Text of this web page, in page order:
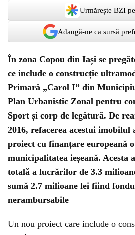
Urmărește BZI
Adaugă-ne ca sursă
În zona Copou din Iași se
ce include o construcție
Primară „Carol I” din
Plan Urbanistic Zonal pentru
Sport și corp de legătură. De
2016, refacerea acestui
proiect cu finanțare europeană
municipalitatea ieșeană. Acesta
totală a lucrărilor de 3.3
sumă 2.7 milioane lei fiind
nerambursabile
Un nou proiect care include o